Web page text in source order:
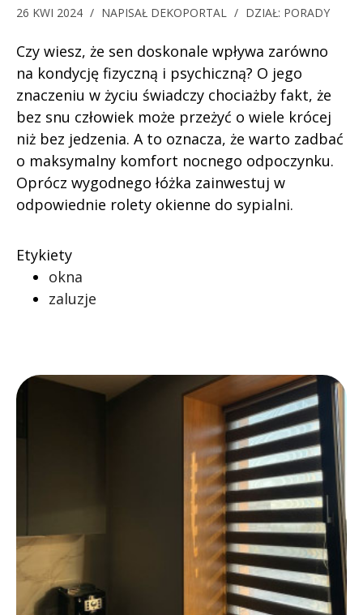
26 KWI 2024 / NAPISAŁ DEKOPORTAL / DZIAŁ: PORADY
Czy wiesz, że sen doskonale wpływa zarówno
na kondycję fizyczną i psychiczną? O jego
znaczeniu w życiu świadczy chociażby fakt, że
bez snu człowiek może przeżyć o wiele krócej
niż bez jedzenia. A to oznacza, że warto zadbać
o maksymalny komfort nocnego odpoczynku.
Oprócz wygodnego łóżka zainwestuj w
odpowiednie rolety okienne do sypialni.
Etykiety
okna
zaluzje